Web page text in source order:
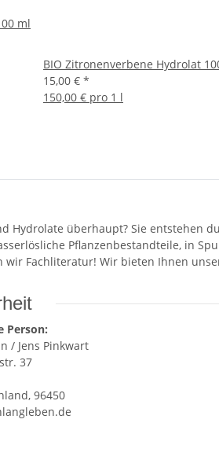
ml
BIO Zitronenverbene Hydrolat
15,00 € *
150,00 € pro 1 l
Hydrolate überhaupt? Sie entstehen
Pflanzenbestandteile, in
Fachliteratur! Wir bieten Ihnen
Person:
/ Jens Pinkwart
37
96450